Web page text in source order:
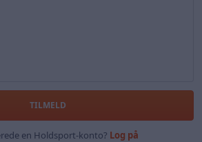
TILMELD
en Holdsport-konto? Log på